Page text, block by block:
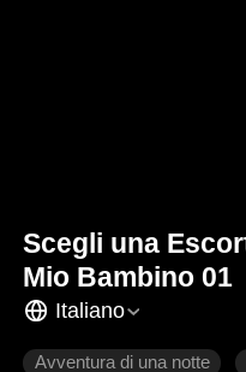
Scegli una
Mio Bambino 01
Italiano
Avventura di una notte